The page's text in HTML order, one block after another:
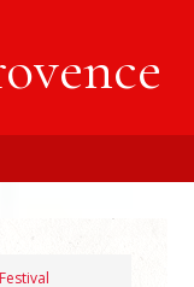
Festival